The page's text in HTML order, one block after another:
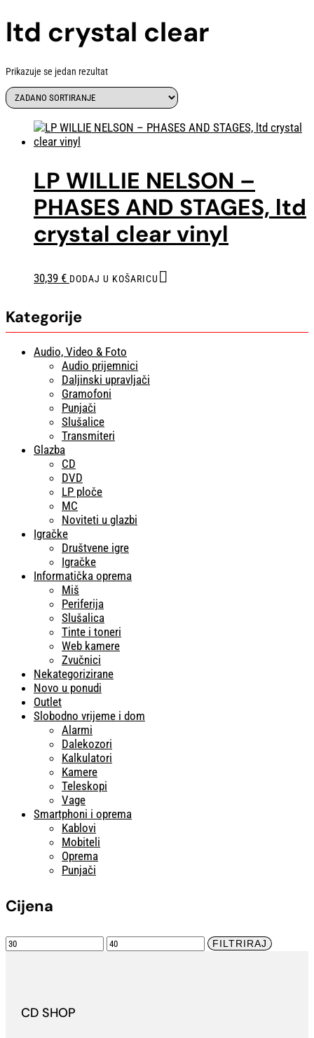
ltd crystal clear
Prikazuje se jedan rezultat
LP WILLIE NELSON –
PHASES AND STAGES, ltd
crystal clear vinyl
30,39 € DODAJ U KOŠARICU
Kategorije
Audio, Video & Foto
Audio prijemnici
Daljinski upravljači
Gramofoni
Punjači
Slušalice
Transmiteri
Glazba
CD
DVD
LP ploče
MC
Noviteti u glazbi
Igračke
Društvene igre
Igračke
Informatička oprema
Miš
Periferija
Slušalica
Tinte i toneri
Web kamere
Zvučnici
Nekategorizirane
Novo u ponudi
Outlet
Slobodno vrijeme i dom
Alarmi
Dalekozori
Kalkulatori
Kamere
Teleskopi
Vage
Smartphoni i oprema
Kablovi
Mobiteli
Oprema
Punjači
Cijena
Min
Maks
FILTRIRAJ
CD SHOP